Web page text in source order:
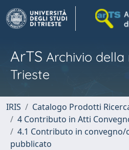
ArTS Archivio della
Trieste
IRIS
Catalogo Prodotti
4 Contributo in Atti
4.1 Contributo in convegno/
pubblicato